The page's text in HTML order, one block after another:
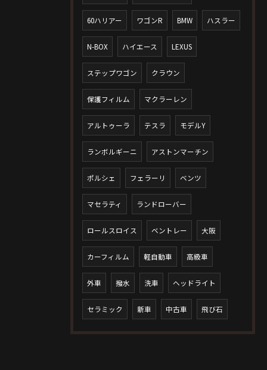
60ハリアー ワゴンR BMW ハスラー
N-BOX ハイエース LEXUS
ステップワゴン クラウン
保護フィルム マクラーレン
アルトゥーラ テスラ モデルY
ランボルギーニ アストンマーチン
ポルシェ フェラーリ ベンツ
マセラティ ランドローバー
ロールスロイス ベントレー 大阪
カーフィルム 軽自動車 高級車
外車 撥水 洗車 ヘッドライト
セラミック 新車 中古車 飛び石